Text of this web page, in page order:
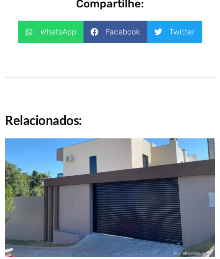
Compartilhe:
WhatsApp Facebook Twitter
Relacionados: